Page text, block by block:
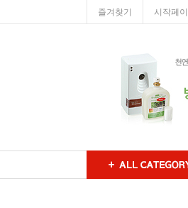
즐겨찾기 시작페